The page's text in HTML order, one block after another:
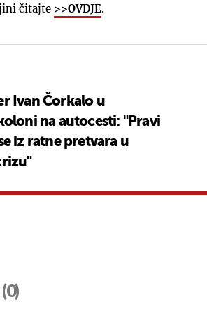
čitajte >>OVDJE.
Ivan Čorkalo u
na autocesti: "Pravi
iz ratne pretvara u
(0)